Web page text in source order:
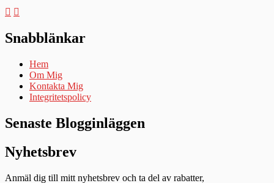
Snabblänkar
Hem
Om Mig
Kontakta Mig
Integritetspolicy
Senaste Blogginläggen
Nyhetsbrev
Anmäl dig till mitt nyhetsbrev och ta del av rabatter,